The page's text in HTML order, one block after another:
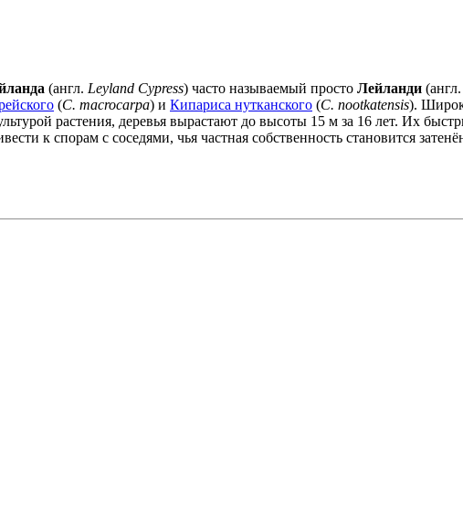
(англ. Leyland Cypress) часто называемый просто Лейланди (англ.
(C. macrocarpa) и Кипариса нутканского (C. nootkatensis).
растения, деревья вырастают до высоты 15 м за 16 лет. Их
к спорам с соседями, чья частная собственность становится